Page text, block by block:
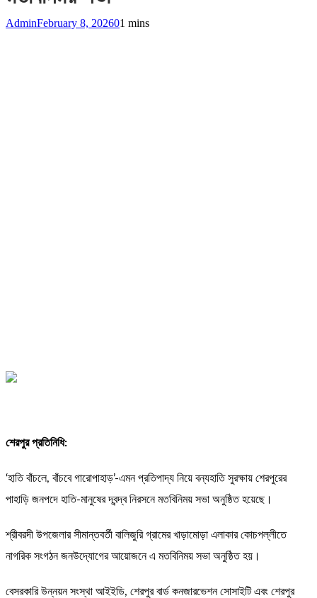
AdminFebruary 8, 202601 mins
শেরপুর প্রতিনিধি:
‘হাতি বাঁচলে, বাঁচবে গারোপাহাড়’-এমন প্রতিপাদ্য নিয়ে বন্যহাতি সুরক্ষায় শেরপুরের
পাহাড়ি জনপদে হাতি-মানুষের দ্বন্দ্ব নিরসনে মতবিনিময় সভা অনুষ্ঠিত হয়েছে।
শ্রীবরদী উপজেলার সীমান্তবর্তী বালিজুরি গ্রামের খাড়ামোড়া এলাকার কোচপল্লীতে
নাগরিক সংগঠন জনউদ্যোগের আয়োজনে এ মতবিনিময় সভা অনুষ্ঠিত হয়।
বেসরকারি উন্নয়ন সংস্থা আইইডি, শেরপুর বার্ড কনজারভেশন সোসাইটি এবং শেরপুর